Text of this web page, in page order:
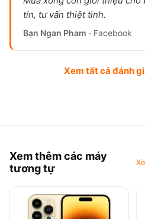
tín, tư vấn thiệt tình.
Bạn Ngan Pham · Facebook
Xem tất cả đánh
Xem thêm các máy
tương tự